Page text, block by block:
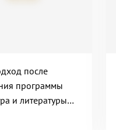
после
программы
и литературы